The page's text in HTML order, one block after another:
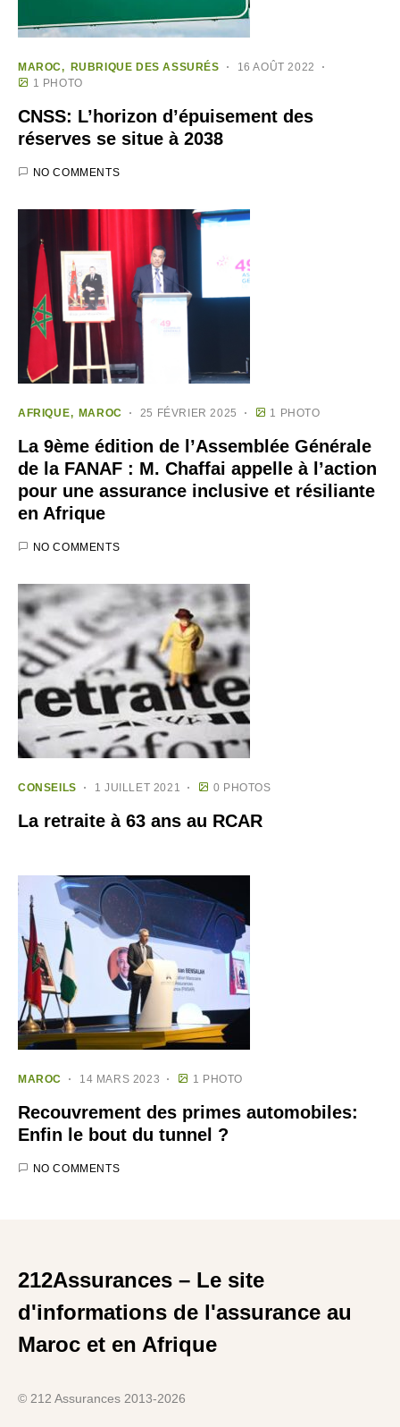
MAROC RUBRIQUE DES ASSURÉS
16 AOÛT 2022
1 PHOTO
CNSS: L’horizon d’épuisement des
réserves se situe à 2038
NO COMMENTS
AFRIQUE MAROC 25 FÉVRIER 2025 1 PHOTO
La 9ème édition de l’Assemblée Générale
de la FANAF : M. Chaffai appelle à l’action
pour une assurance inclusive et résiliante
en Afrique
NO COMMENTS
CONSEILS 1 JUILLET 2021 0 PHOTOS
La retraite à 63 ans au RCAR
MAROC 14 MARS 2023 1 PHOTO
Recouvrement des primes automobiles:
Enfin le bout du tunnel ?
NO COMMENTS
212Assurances – Le site
d'informations de l'assurance au
Maroc et en Afrique
© 212 Assurances 2013-2026